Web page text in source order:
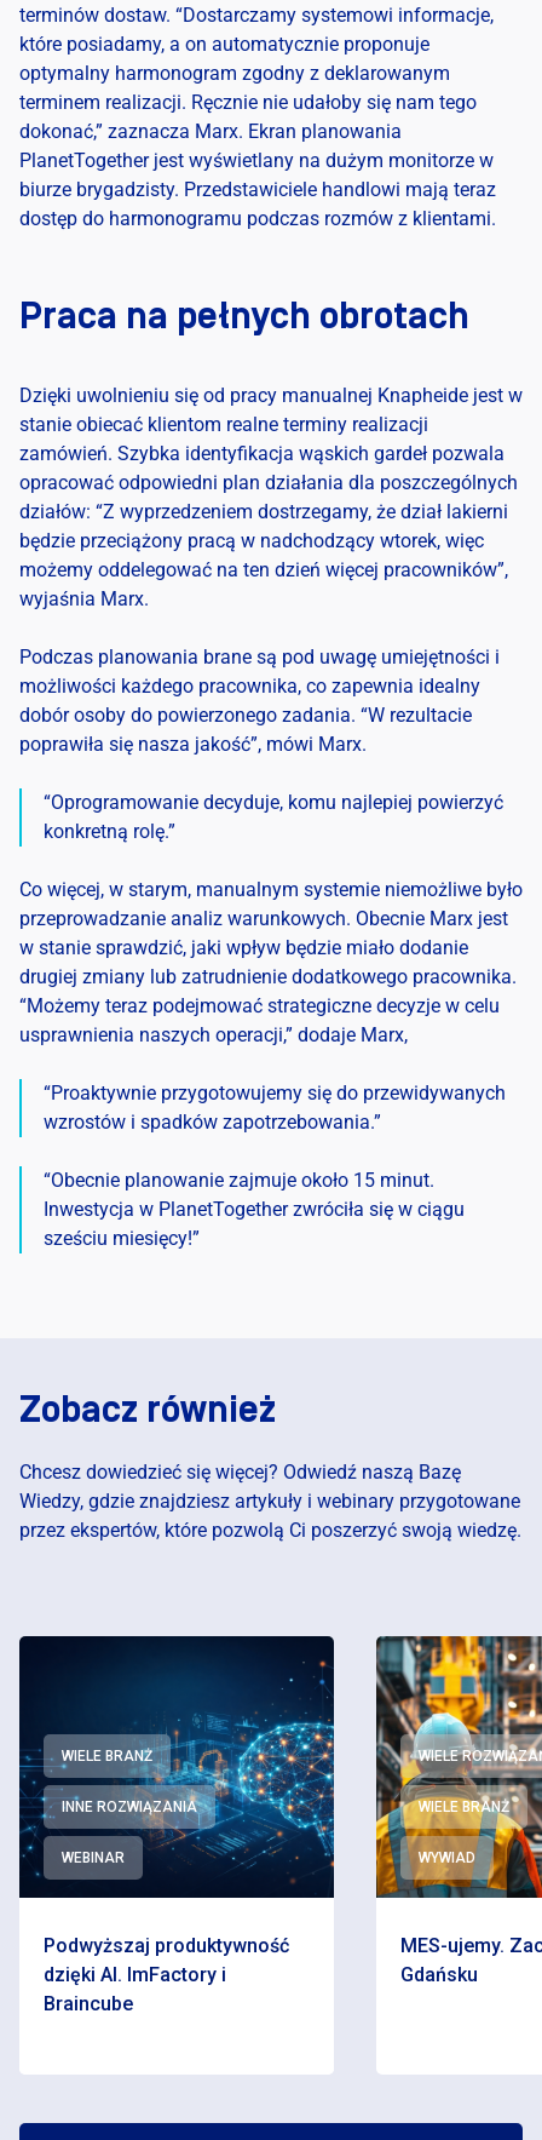
terminów dostaw. “Dostarczamy systemowi informacje,
które posiadamy, a on automatycznie proponuje
optymalny harmonogram zgodny z deklarowanym
terminem realizacji. Ręcznie nie udałoby się nam tego
dokonać,” zaznacza Marx. Ekran planowania
PlanetTogether jest wyświetlany na dużym monitorze w
biurze brygadzisty. Przedstawiciele handlowi mają teraz
dostęp do harmonogramu podczas rozmów z klientami.
Praca na pełnych obrotach
Dzięki uwolnieniu się od pracy manualnej Knapheide jest w
stanie obiecać klientom realne terminy realizacji
zamówień. Szybka identyfikacja wąskich gardeł pozwala
opracować odpowiedni plan działania dla poszczególnych
działów: “Z wyprzedzeniem dostrzegamy, że dział lakierni
będzie przeciążony pracą w nadchodzący wtorek, więc
możemy oddelegować na ten dzień więcej pracowników”,
wyjaśnia Marx.
Podczas planowania brane są pod uwagę umiejętności i
możliwości każdego pracownika, co zapewnia idealny
dobór osoby do powierzonego zadania. “W rezultacie
poprawiła się nasza jakość”, mówi Marx.
“Oprogramowanie decyduje, komu najlepiej powierzyć
konkretną rolę.”
Co więcej, w starym, manualnym systemie niemożliwe było
przeprowadzanie analiz warunkowych. Obecnie Marx jest
w stanie sprawdzić, jaki wpływ będzie miało dodanie
drugiej zmiany lub zatrudnienie dodatkowego pracownika.
“Możemy teraz podejmować strategiczne decyzje w celu
usprawnienia naszych operacji,” dodaje Marx,
“Proaktywnie przygotowujemy się do przewidywanych
wzrostów i spadków zapotrzebowania.”
“Obecnie planowanie zajmuje około 15 minut.
Inwestycja w PlanetTogether zwróciła się w ciągu
sześciu miesięcy!”
Zobacz również
Chcesz dowiedzieć się więcej? Odwiedź naszą Bazę
Wiedzy, gdzie znajdziesz artykuły i webinary przygotowane
przez ekspertów, które pozwolą Ci poszerzyć swoją wiedzę.
WIELE BRANŻ
INNE ROZWIĄZANIA
WEBINAR
Podwyższaj produktywność
dzięki AI. ImFactory i
Braincube
WIELE
WIELE BRANŻ
WYWIAD
MES-ujemy.
Gdańsku